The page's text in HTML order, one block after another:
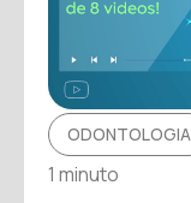
ODONTOLOGIA
1 minuto